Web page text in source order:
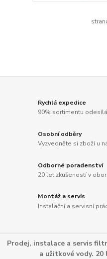
Rychlá expedice
90% sortimentu
Osobní odběry
Vyzvedněte si zboží u
Odborné poradenství
20 let zkušeností v
Montáž a servis
Instalační a servisní
Prodej, instalace a servis
a užitkové vody.